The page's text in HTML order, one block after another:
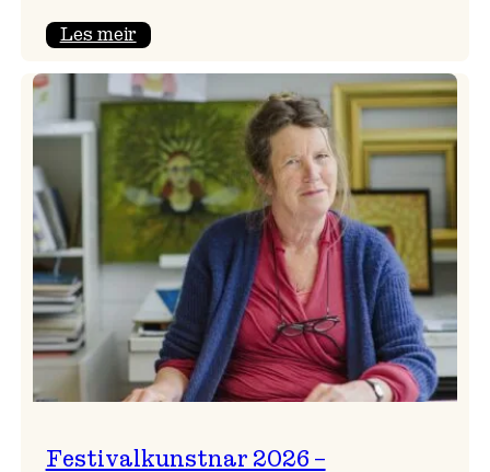
Les meir:
frå
Frøydis
Festivalkunstnar 2026 –